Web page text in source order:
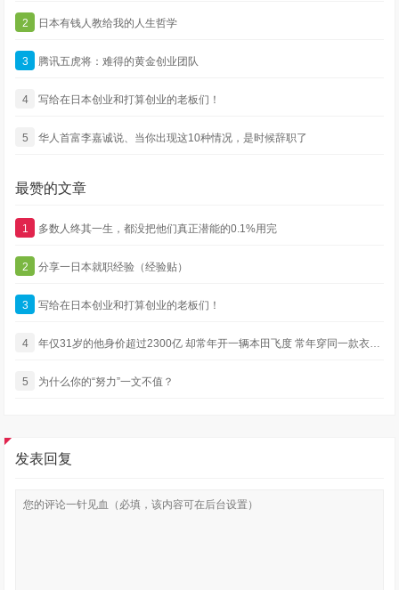
2 日本有钱人教给我的人生哲学
3 腾讯五虎将：难得的黄金创业团队
4 写给在日本创业和打算创业的老板们！
5 华人首富李嘉诚说、当你出现这10种情况，是时候辞职了
最赞的文章
1 多数人终其一生，都没把他们真正潜能的0.1%用完
2 分享一日本就职经验（经验贴）
3 写给在日本创业和打算创业的老板们！
4 年仅31岁的他身价超过2300亿 却常年开一辆本田飞度 常年穿同一款衣服 还没有绯闻
5 为什么你的“努力”一文不值？
发表回复